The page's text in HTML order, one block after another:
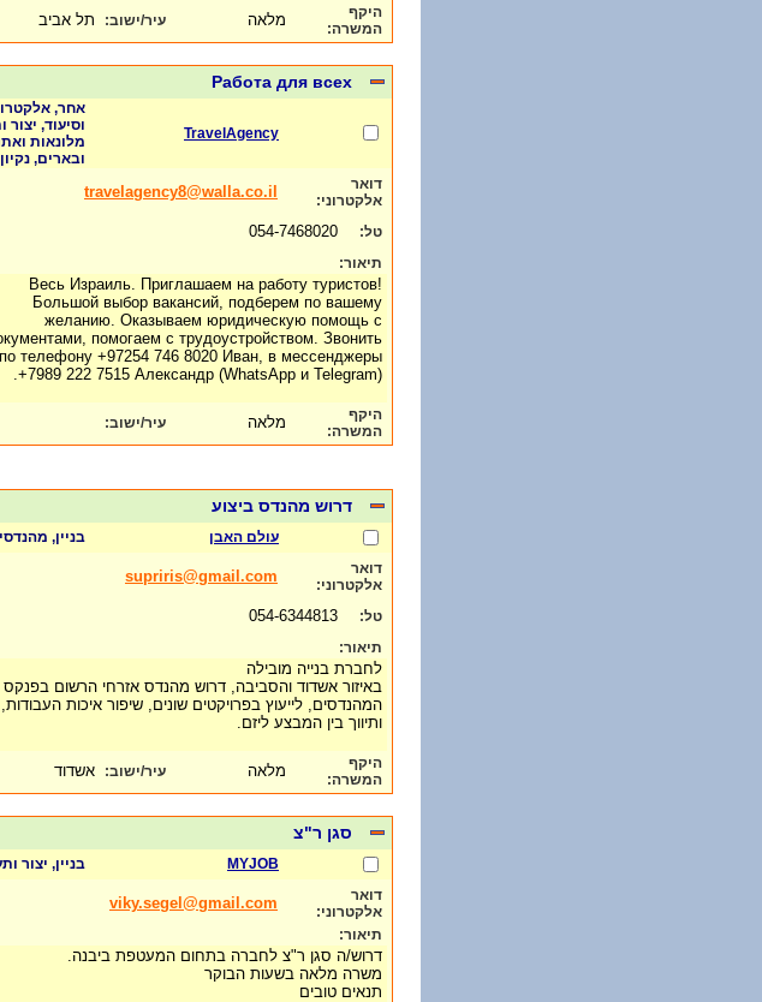
היקף
המשרה:
מלאה עיר/ישוב: תל אביב
Работа для всех
TravelAgency
אחר,
וסיעוד,
מלונאות
ובארים,
דואר
אלקטרוני:
travelagency8@walla.co.il
טל:
תיאור:
Весь Израиль. Приглашаем на работу туристов!
Большой выбор вакансий, подберем по вашему
желанию. Оказываем юридическую помощь с
помогаем с трудоустройством. Звонить
по телефону +97254 746 8020 Иван, в мессенджеры
+7989 222 7515 Александр (WhatsApp и Telegram).
היקף
המשרה:
מלאה עיר/ישוב:
דרוש מהנדס ביצוע
עולם האבן בניין,
דואר
אלקטרוני:
supriris@gmail.com
טל:
תיאור:
לחברת בנייה מובילה
באיזור אשדוד והסביבה, דרוש מהנדס אזרחי הרשום בפנקס
המהנדסים, לייעוץ בפרויקטים שונים, שיפור איכות העבודות,
ותיווך בין המבצע ליזם.
היקף
המשרה:
מלאה עיר/ישוב: אשדוד
סגן ר"צ
MYJOB בניין, יצור
דואר
אלקטרוני:
viky.segel@gmail.com
תיאור:
דרוש/ה סגן ר"צ לחברה בתחום המעטפת ביבנה.
משרה מלאה בשעות הבוקר
תנאים טובים